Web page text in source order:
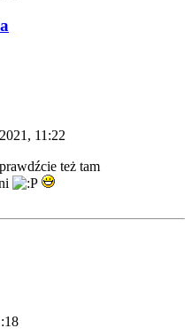
11:22
też tam